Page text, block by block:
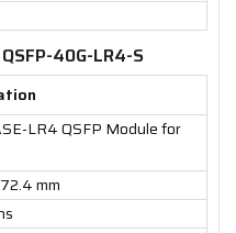
40G-LR4-S
LR4 QSFP Module for
mm